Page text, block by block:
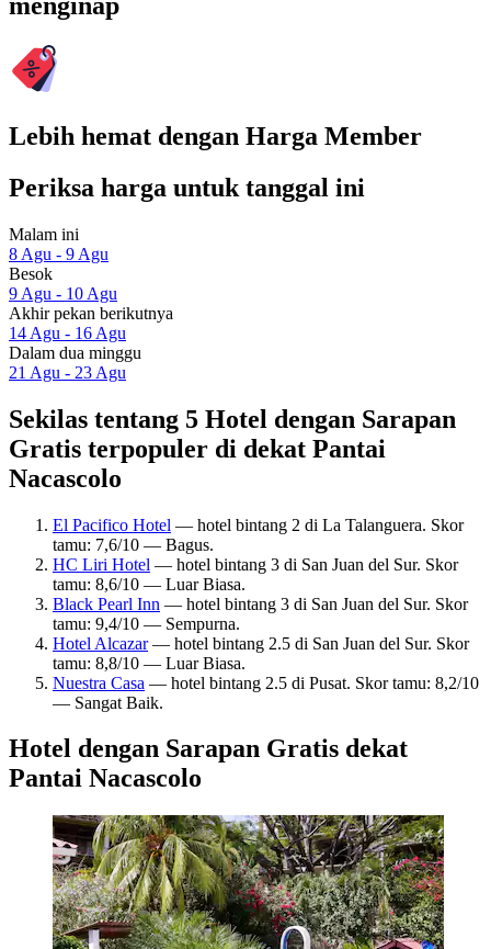
Lebih hemat dengan Harga Member
Periksa harga untuk tanggal ini
Malam ini
8 Agu - 9 Agu
Besok
9 Agu - 10 Agu
Akhir pekan berikutnya
14 Agu - 16 Agu
Dalam dua minggu
21 Agu - 23 Agu
Sekilas tentang 5 Hotel dengan Sarapan
Gratis terpopuler di dekat Pantai
Nacascolo
El Pacifico Hotel — hotel bintang 2 di La Talanguera. Skor
tamu: 7,6/10 — Bagus.
HC Liri Hotel — hotel bintang 3 di San Juan del Sur. Skor
tamu: 8,6/10 — Luar Biasa.
Black Pearl Inn — hotel bintang 3 di San Juan del Sur. Skor
tamu: 9,4/10 — Sempurna.
Hotel Alcazar— hotel bintang 2.5 di San Juan del Sur. Skor
tamu: 8,8/10 — Luar Biasa.
Nuestra Casa — hotel bintang 2.5 di Pusat. Skor tamu: 8,2/10
— Sangat Baik.
Hotel dengan Sarapan Gratis dekat
Pantai Nacascolo